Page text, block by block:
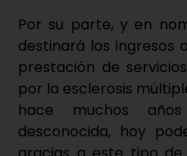
Por su parte, y en
destinará los ingresos
prestación de
por la esclerosis
hace muchos
desconocida, hoy